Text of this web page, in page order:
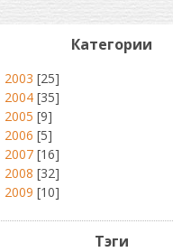
Категории
2003 [25]
2004 [35]
2005 [9]
2006 [5]
2007 [16]
2008 [32]
2009 [10]
Тэги